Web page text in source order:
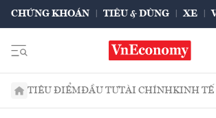
CHỨNG KHOÁN TIÊU & DÙNG XE
TIÊU ĐIỂMĐẦU TƯTÀI CHÍNHKINH TẾ